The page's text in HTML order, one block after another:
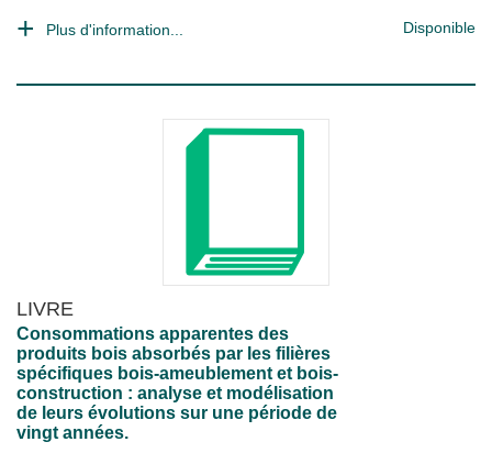
Plus d'information... Disponible
LIVRE
Consommations apparentes des
produits bois absorbés par les filières
spécifiques bois-ameublement et bois-
construction : analyse et modélisation
de leurs évolutions sur une période de
vingt années.